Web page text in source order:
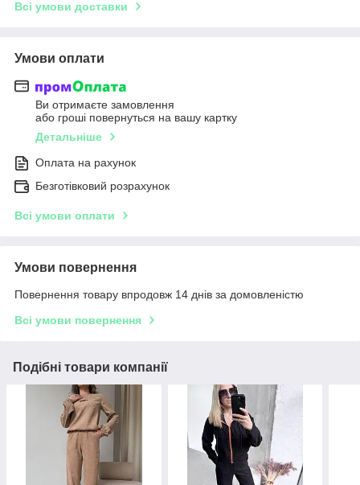
Всі умови доставки
Умови оплати
Ви отримаєте замовлення
або гроші повернуться на вашу картку
Детальніше
Оплата на рахунок
Безготівковий розрахунок
Всі умови оплати
Умови повернення
Повернення товару впродовж 14 днів за домовленістю
Всі умови повернення
Подібні товари компанії